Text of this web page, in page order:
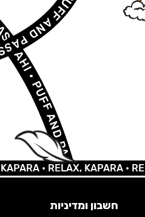
•RELAX, KAPARA •RELAX,
חשבון ומדיניות